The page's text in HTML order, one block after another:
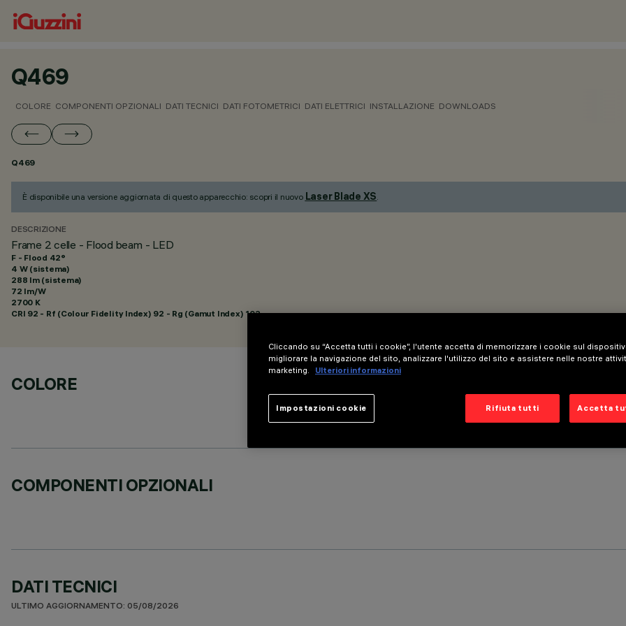
Q469
COLORE COMPONENTI OPZIONALI DATI TECNICI DATI FOTOMETRICI DATI ELETTRICI INSTALLAZIONE DOWNLOADS
Q469
È disponibile una versione aggiornata di questo apparecchio: scopri il nuovo Laser Blade XS.
DESCRIZIONE
Frame 2 celle - Flood beam - LED
F - Flood 42°
4 W (sistema)
288 lm (sistema)
72 lm/W
2700 K
CRI 92 - Rf (Colour Fidelity Index) 92 - Rg (Gamut Index) 102
COLORE
COMPONENTI OPZIONALI
DATI TECNICI
ULTIMO AGGIORNAMENTO: 05/08/2026
Cliccando su “Accetta tutti i cookie”, l'utente accetta di memorizzare i cookie sul
migliorare la navigazione del sito, analizzare l'utilizzo del sito e assistere nelle nostre
marketing.
Ulteriori informazioni
Rifiuta tutti Accetta
Impostazioni cookie